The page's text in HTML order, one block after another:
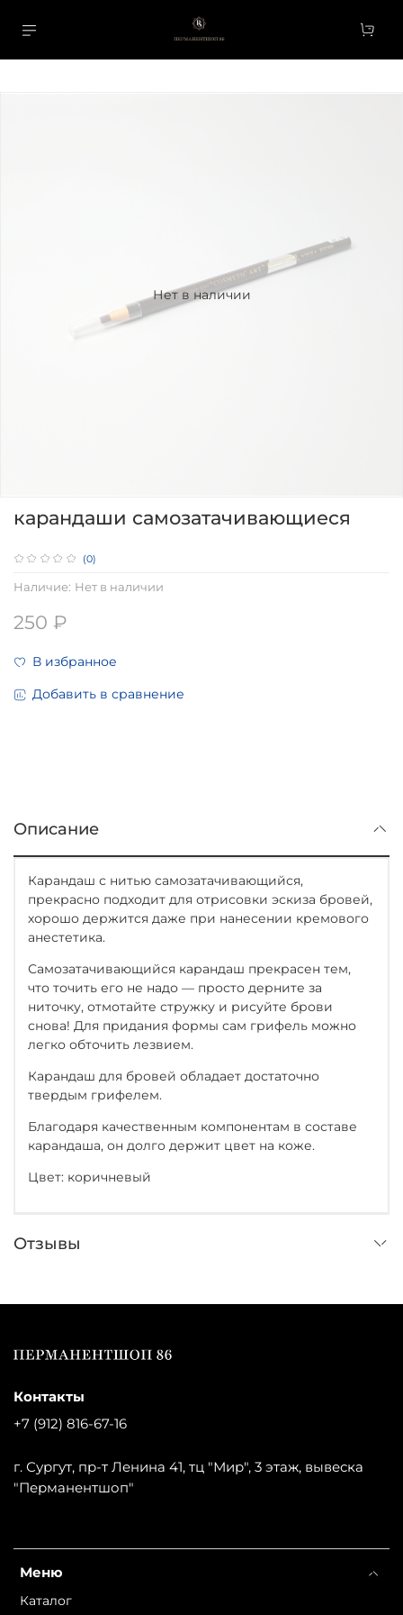
Нет в наличии
(0)
Наличие: Нет в наличии
карандаши самозатачивающиеся
250 ₽
В избранное
Добавить в сравнение
Описание
Карандаш с нитью самозатачивающийся,
прекрасно подходит для отрисовки эскиза бровей,
хорошо держится даже при нанесении кремового
анестетика.
Самозатачивающийся карандаш прекрасен тем,
что точить его не надо — просто дерните за
ниточку, отмотайте стружку и рисуйте брови
снова! Для придания формы сам грифель можно
легко обточить лезвием.
Карандаш для бровей обладает достаточно
твердым грифелем.
Благодаря качественным компонентам в составе
карандаша, он долго держит цвет на коже.
Цвет: коричневый
Отзывы
Меню
Каталог
Контакты
+7 (912) 816-67-16
г. Сургут, пр-т Ленина 41, тц "Мир", 3 этаж, вывеска
"Перманентшоп"